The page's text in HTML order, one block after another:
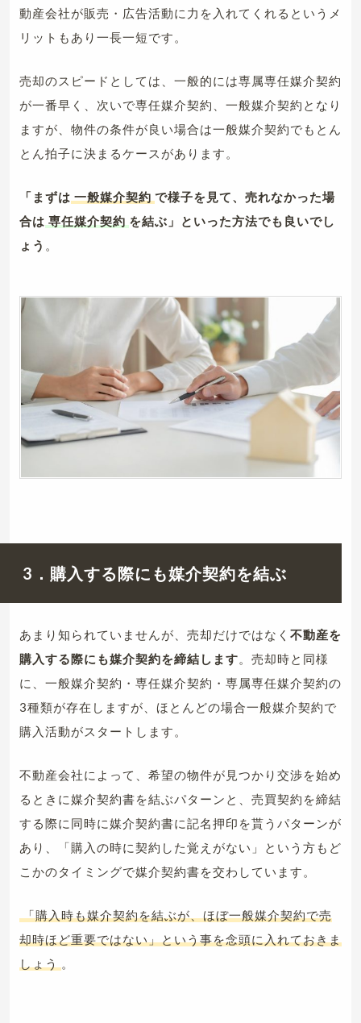
動産会社が販売・広告活動に力を入れてくれるというメ
リットもあり一長一短です。
売却のスピードとしては、一般的には専属専任媒介契約
が一番早く、次いで専任媒介契約、一般媒介契約となり
ますが、物件の条件が良い場合は一般媒介契約でもとん
とん拍子に決まるケースがあります。
「まずは 一般媒介契約 で様子を見て、売れなかった場
合は 専任媒介契約 を結ぶ」といった方法でも良いでし
ょう 。
3．購入する際にも媒介契約を結ぶ
あまり知られていませんが、売却だけではなく 不動産を
購入する際にも媒介契約を締結します。売却時と同様
に、一般媒介契約・専任媒介契約・専属専任媒介契約の
3種類が存在しますが、ほとんどの場合一般媒介契約で
購入活動がスタートします。
不動産会社によって、希望の物件が見つかり交渉を始め
るときに媒介契約書を結ぶパターンと、売買契約を締結
する際に同時に媒介契約書に記名押印を貰うパターンが
あり、「購入の時に契約した覚えがない」という方もど
こかのタイミングで媒介契約書を交わしています。
「購入時も媒介契約を結ぶが、ほぼ一般媒介契約で売
却時ほど重要ではない」という事を念頭に入れておきま
しょう
。